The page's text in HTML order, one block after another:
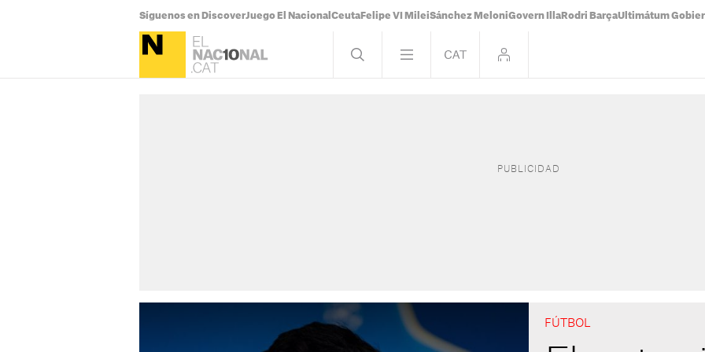
Síguenos en DiscoverJuego El Nacional Ceuta Felipe VI MileiSánchez MeloniGovern Illa Rodri BarçaUltimátum
FÚTBOL